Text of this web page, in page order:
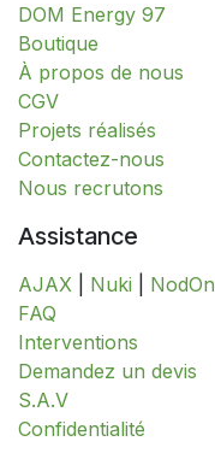
DOM Energy 97
​​​​​​​​​​​​​​​​​​​​​​​​​​​​​​​​​​​​​​​​​​​​​​​​​​​​​​​​​​​​​​​​​​​​​​​B​o​ut​i​q​u​e​
À propos de nous
CGV
Projets réalisés
Contactez-nous
Nous recrutons
Assistance
AJAX Nuki
NodOn
FAQ
Interventions
​​​​​​​​​​​​​​​​​​​​​​​​​D​​e​m​a​n​d​e​z​ ​u​n​ ​d​e​v​i​s
S.A.V
​​​​​​​​​​​​​​Confidentialité​​​​​​​​​​​​​​